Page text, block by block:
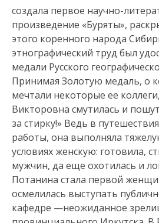
создала первое научно-
произведение «Буряты»,
этого коренного народа
этнографический труд был
медали Русского
Принимая Золотую медаль, о
мечтали некоторые ее
Викторовна смутилась и
за стирку!» Ведь в
работы, она выполняла
условиях женскую: готовила,
мужчин, да еще охотилась и
Потанина стала первой
осмелилась выступать
кафедре —неожиданное